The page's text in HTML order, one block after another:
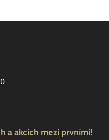
a akcích mezi prvními!